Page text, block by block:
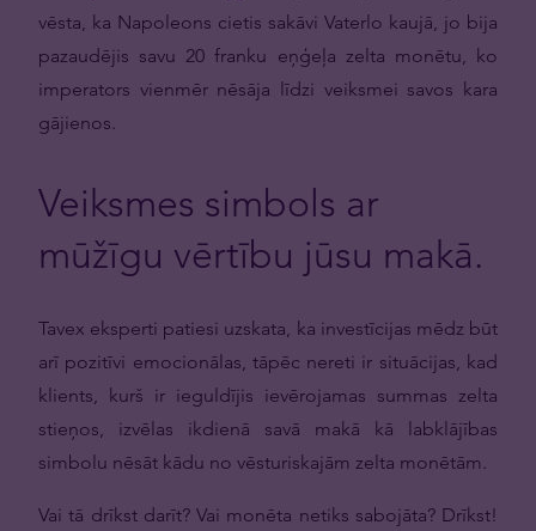
vēsta, ka Napoleons cietis sakāvi Vaterlo kaujā, jo bija
pazaudējis savu 20 franku eņģeļa zelta monētu, ko
imperators vienmēr nēsāja līdzi veiksmei savos kara
gājienos.
Veiksmes simbols ar
mūžīgu vērtību jūsu makā.
Tavex eksperti patiesi uzskata, ka investīcijas mēdz būt
arī pozitīvi emocionālas, tāpēc nereti ir situācijas, kad
klients, kurš ir ieguldījis ievērojamas summas zelta
stieņos, izvēlas ikdienā savā makā kā labklājības
simbolu nēsāt kādu no vēsturiskajām zelta monētām.
Vai tā drīkst darīt? Vai monēta netiks sabojāta? Drīkst!